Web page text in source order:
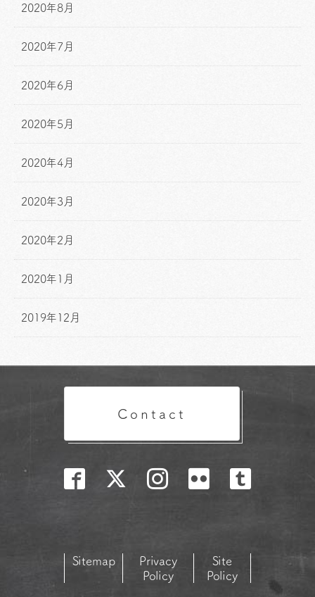
2020年8月
2020年7月
2020年6月
2020年5月
2020年4月
2020年3月
2020年2月
2020年1月
2019年12月
Contact
Sitemap
Privacy
Policy
Site
Policy